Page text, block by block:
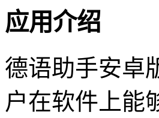
应用介绍
德语助手安卓
户在软件上能